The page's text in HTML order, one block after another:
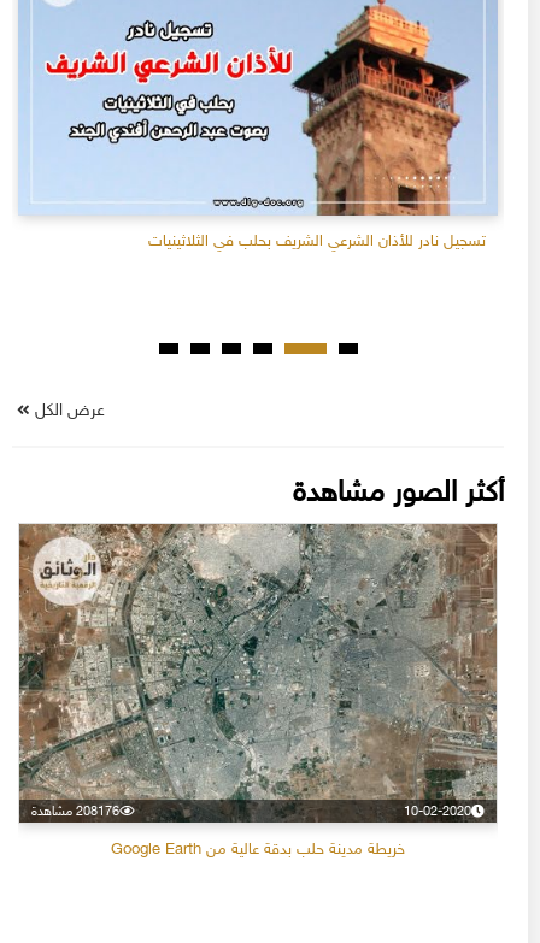
تسجيل نادر للأذان الشرعي الشريف بحلب في الثلاثينيات
عرض الكل
أكثر الصور مشاهدة
10-02-2020 208176 مشاهدة
خريطة مدينة حلب بدقة عالية من Google Earth